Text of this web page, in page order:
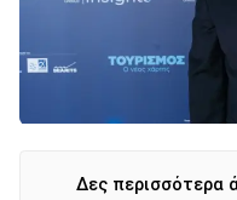
Δες περισσότερα